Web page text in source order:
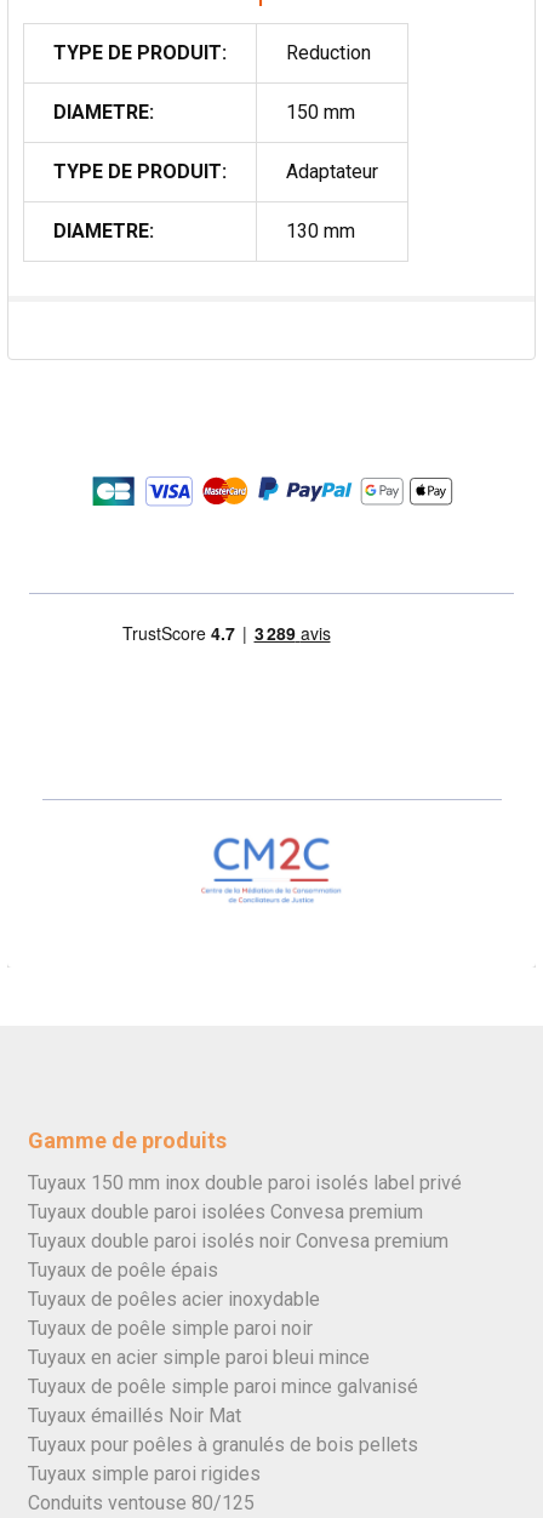
TYPE DE PRODUIT: Reduction
DIAMETRE: 150 mm
TYPE DE PRODUIT: Adaptateur
DIAMETRE: 130 mm
Gamme de produits
Tuyaux 150 mm inox double paroi isolés label privé
Tuyaux double paroi isolées Convesa premium
Tuyaux double paroi isolés noir Convesa premium
Tuyaux de poêle épais
Tuyaux de poêles acier inoxydable
Tuyaux de poêle simple paroi noir
Tuyaux en acier simple paroi bleui mince
Tuyaux de poêle simple paroi mince galvanisé
Tuyaux émaillés Noir Mat
Tuyaux pour poêles à granulés de bois pellets
Tuyaux simple paroi rigides
Conduits ventouse 80/125